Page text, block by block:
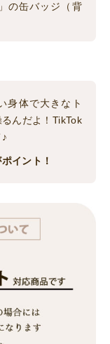
の缶バッジ（背
身体で大きなト
んだよ！TikTok
イント！